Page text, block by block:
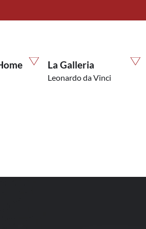
La Galleria
Leonardo da Vinci